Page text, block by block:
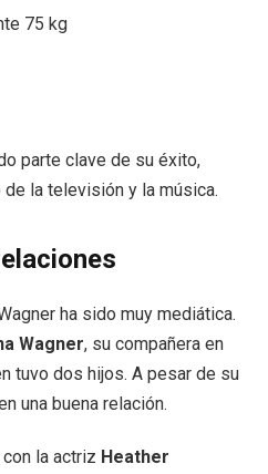
75 kg
parte clave de su éxito,
la televisión y la música.
ha sido muy mediática.
Wagner, su compañera en
tuvo dos hijos. A pesar de su
una buena relación.
la actriz Heather